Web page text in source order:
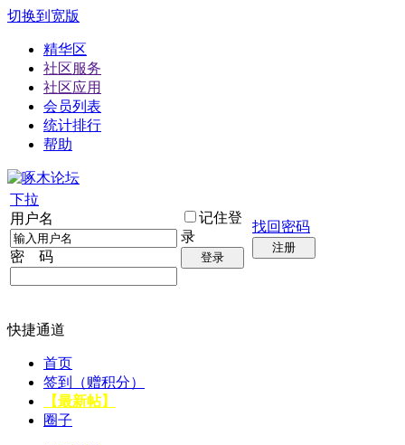
切换到宽版
精华区
社区服务
社区应用
会员列表
统计排行
帮助
下拉
用户名
密 码
记住登
录
登录
找回密码
注册
快捷通道
首页
签到（赠积分）
【最新帖】
圈子